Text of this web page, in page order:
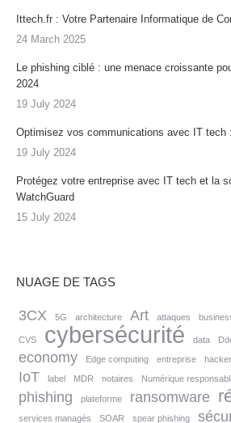
Ittech.fr : Votre Partenaire Informatique de
24 March 2025
Le phishing ciblé : une menace croissante
2024
19 July 2024
Optimisez vos communications avec IT tech
19 July 2024
Protégez votre entreprise avec IT tech et la
WatchGuard
15 July 2024
NUAGE DE TAGS
3CX 5G architecture Art attaques
CVS cybersécurité data
economy
Edge computing entreprise
IoT label MDR notaires Numérique
phishing plateforme ransomware
services managés SOAR spear phishing